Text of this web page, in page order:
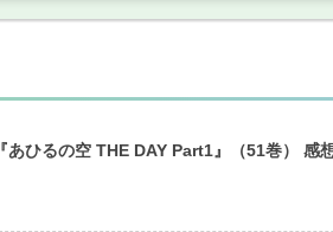
『あひるの空 THE DAY Part1』（51巻） 感